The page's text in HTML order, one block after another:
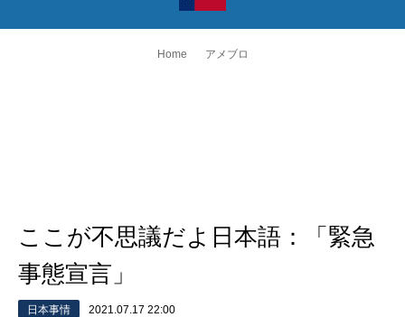
Home アメブロ
ここが不思議だよ日本語：「緊急
事態宣言」
日本事情 2021.07.17 22:00